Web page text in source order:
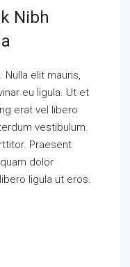
Nibh
elit mauris,
eu ligula. Ut et
erat vel libero
vestibulum.
Praesent
dolor
ligula ut eros.